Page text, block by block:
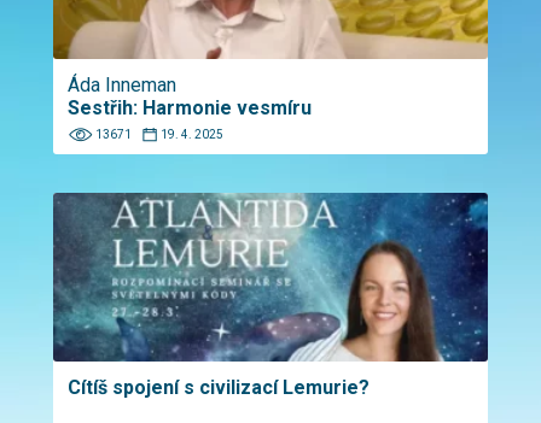
Áda Inneman
Sestřih: Harmonie vesmíru
13671 19. 4. 2025
Cítíš spojení s civilizací Lemurie?